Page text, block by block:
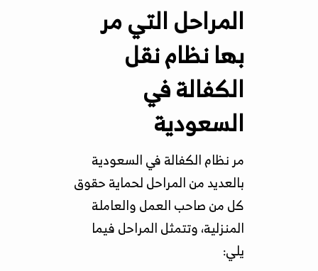
المراحل التي مر
بها نظام نقل
الكفالة في
السعودية
مر نظام الكفالة في السعودية
بالعديد من المراحل لحماية حقوق
كل من صاحب العمل والعاملة
المنزلية، وتتمثل المراحل فيما
يلي: